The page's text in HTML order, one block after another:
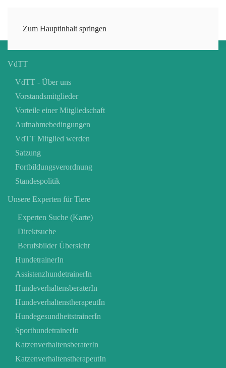
Zum Hauptinhalt springen
VdTT
VdTT - Über uns
Vorstandsmitglieder
Vorteile einer Mitgliedschaft
Aufnahmebedingungen
VdTT Mitglied werden
Satzung
Fortbildungsverordnung
Standespolitik
Unsere Experten für Tiere
Experten Suche (Karte)
Direktsuche
Berufsbilder Übersicht
HundetrainerIn
AssistenzhundetrainerIn
HundeverhaltensberaterIn
HundeverhaltenstherapeutIn
HundegesundheitstrainerIn
SporthundetrainerIn
KatzenverhaltensberaterIn
KatzenverhaltenstherapeutIn